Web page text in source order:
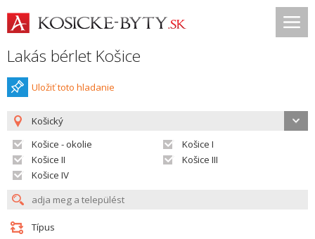
Lakás bérlet Košice
Uložiť toto hladanie
Košický
Košice - okolie
Košice I
Košice II
Košice III
Košice IV
Típus